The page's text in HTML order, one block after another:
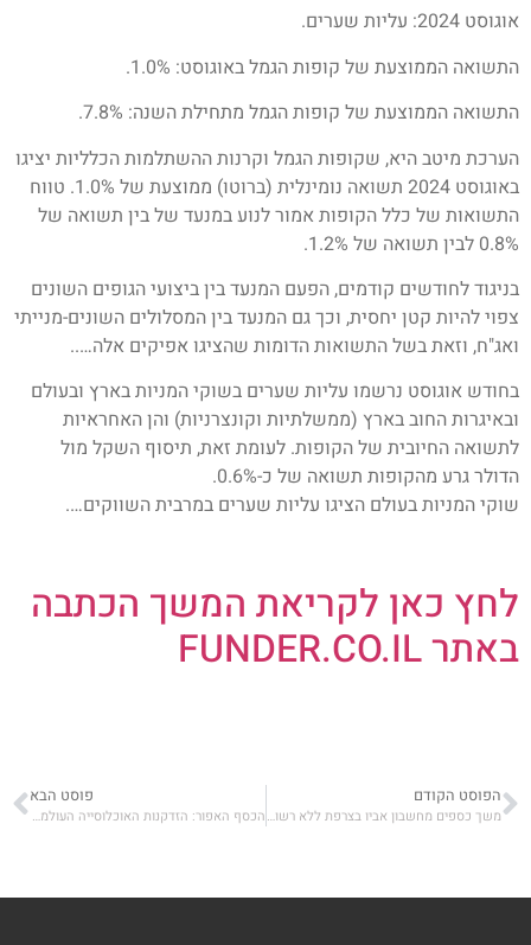
אוגוסט 2024: עליות שערים.
התשואה הממוצעת של קופות הגמל באוגוסט: 1.0%.
התשואה הממוצעת של קופות הגמל מתחילת השנה: 7.8%.
הערכת מיטב היא, שקופות הגמל וקרנות ההשתלמות הכלליות יציגו
באוגוסט 2024 תשואה נומינלית (ברוטו) ממוצעת של 1.0%. טווח
התשואות של כלל הקופות אמור לנוע במנעד של בין תשואה של
0.8% לבין תשואה של 1.2%.
בניגוד לחודשים קודמים, הפעם המנעד בין ביצועי הגופים השונים
צפוי להיות קטן יחסית, וכך גם המנעד בין המסלולים השונים-מנייתי
ואג"ח, וזאת בשל התשואות הדומות שהציגו אפיקים אלה…..
בחודש אוגוסט נרשמו עליות שערים בשוקי המניות בארץ ובעולם
ובאיגרות החוב בארץ (ממשלתיות וקונצרניות) והן האחראיות
לתשואה החיובית של הקופות. לעומת זאת, תיסוף השקל מול
הדולר גרע מהקופות תשואה של כ-0.6%.
שוקי המניות בעולם הציגו עליות שערים במרבית השווקים….
לחץ כאן לקריאת המשך הכתבה
באתר FUNDER.CO.IL
הפוסט הקודם
משך כספים מחשבון אביו בצרפת ללא רשות. יצטרך להחזיר?
פוסט הבא
הכסף האפור: הזדקנות האוכלוסייה העולמית משנה את פני שוק ההון